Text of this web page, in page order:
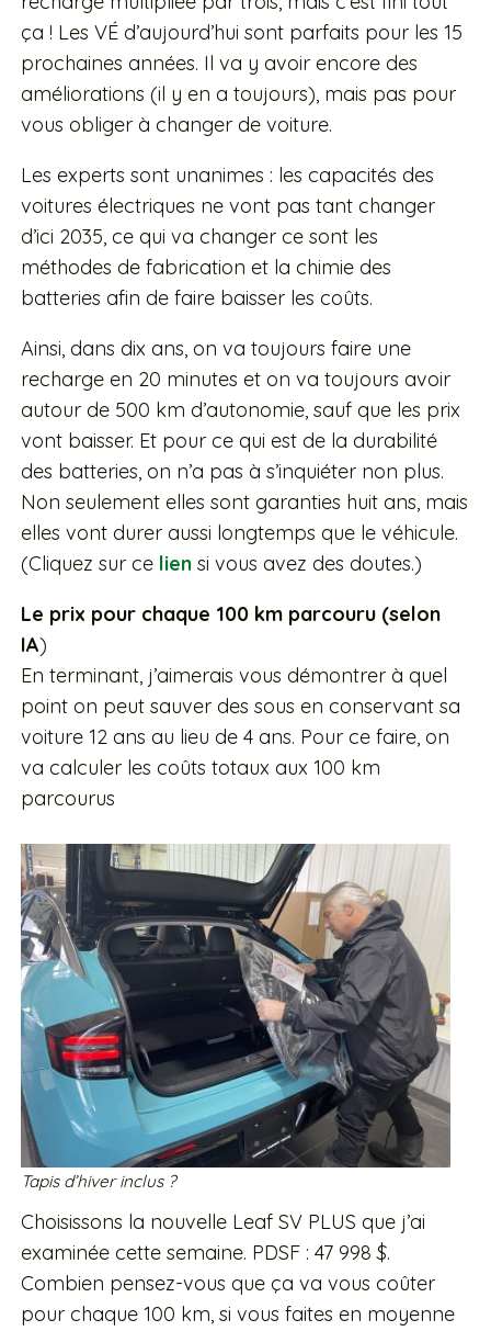
ça ! Les VÉ d’aujourd’hui sont parfaits pour les 15
prochaines années. Il va y avoir encore des
améliorations (il y en a toujours), mais pas pour
vous obliger à changer de voiture.
Les experts sont unanimes : les capacités des
voitures électriques ne vont pas tant changer
d’ici 2035, ce qui va changer ce sont les
méthodes de fabrication et la chimie des
batteries afin de faire baisser les coûts.
Ainsi, dans dix ans, on va toujours faire une
recharge en 20 minutes et on va toujours avoir
autour de 500 km d’autonomie, sauf que les prix
vont baisser. Et pour ce qui est de la durabilité
des batteries, on n’a pas à s’inquiéter non plus.
Non seulement elles sont garanties huit ans, mais
elles vont durer aussi longtemps que le véhicule.
(Cliquez sur ce liensi vous avez des doutes.)
Le prix pour chaque 100 km parcouru (selon
IA)
En terminant, j’aimerais vous démontrer à quel
point on peut sauver des sous en conservant sa
voiture 12 ans au lieu de 4 ans. Pour ce faire, on
va calculer les coûts totaux aux 100 km
parcourus
Tapis d’hiver inclus ?
Choisissons la nouvelle Leaf SV PLUS que j’ai
examinée cette semaine. PDSF : 47 998 $.
Combien pensez-vous que ça va vous coûter
pour chaque 100 km, si vous faites en moyenne